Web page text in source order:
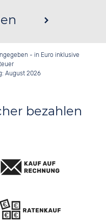
- in Euro inklusive
August 2026
bezahlen